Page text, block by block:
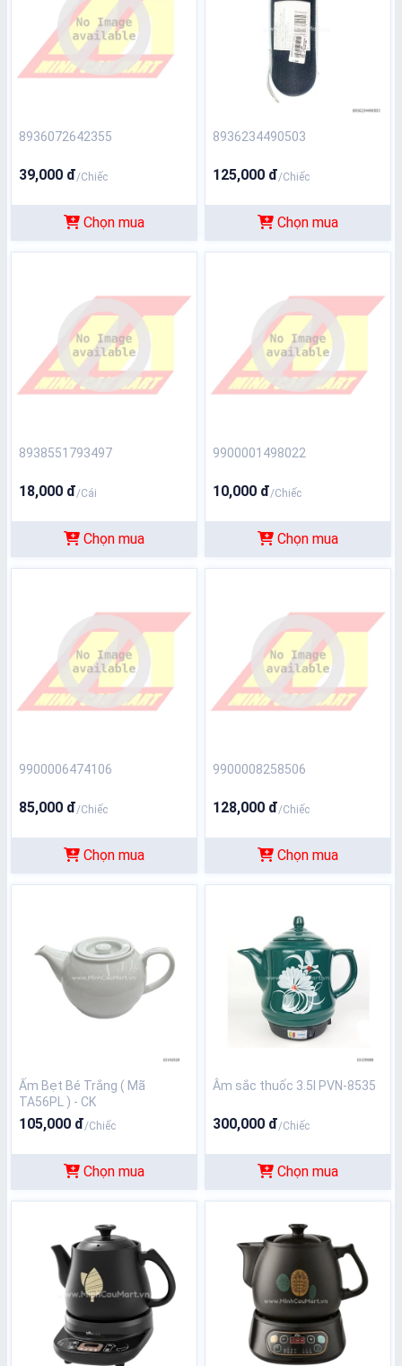
8936072642355
39,000 đ/Chiếc
Chọn mua
8936234490503
125,000 đ/Chiếc
Chọn mua
8938551793497
18,000 đ/Cái
Chọn mua
9900001498022
10,000 đ/Chiếc
Chọn mua
9900006474106
85,000 đ/Chiếc
Chọn mua
9900008258506
128,000 đ/Chiếc
Chọn mua
Ấm Bẹt Bé Trắng ( Mã
TA56PL ) - CK
105,000 đ/Chiếc
Chọn mua
Âm sắc thuốc 3.5l PVN-8535
300,000 đ/Chiếc
Chọn mua